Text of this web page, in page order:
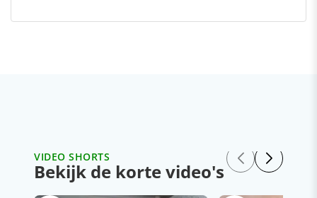
VIDEO SHORTS
Bekijk de korte video's